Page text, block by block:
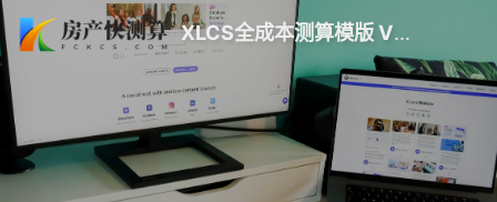
XLCS全成本测算模版 V10 更新 | 房产快测算